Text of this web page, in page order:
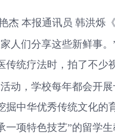
杰 本报通讯员 韩洪烁
人们分享这些新鲜事
传统疗法时，拍了不
动，学校每年都会开
掘中华优秀传统文化
一项特色技艺”的留学